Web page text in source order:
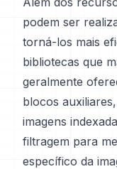
podem ser
torná-los mais
bibliotecas que
geralmente
blocos
imagens
filtragem para
específico da